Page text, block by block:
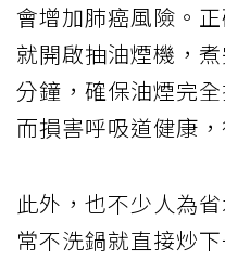
會增加肺癌風險。
就開啟抽油煙機，
分鐘，確保油煙完
而損害呼吸道健康，
此外，也不少人為
常不洗鍋就直接炒